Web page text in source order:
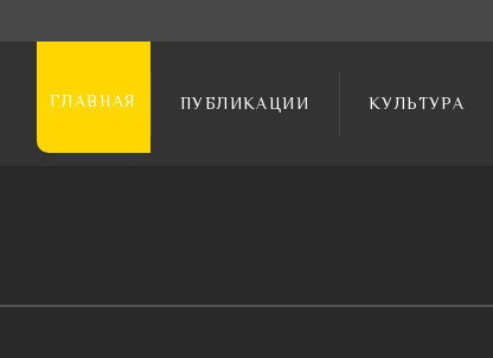
ГЛАВНАЯ ПУБЛИКАЦИИ КУЛЬТУРА